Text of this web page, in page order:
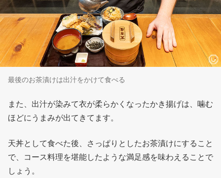
最後のお茶漬けは出汁をかけて食べる
また、出汁が染みて衣が柔らかくなったかき揚げは、噛む
ほどにうまみが出てきてます。
天丼として食べた後、さっぱりとしたお茶漬けにすること
で、コース料理を堪能したような満足感を味わえることで
しょう。